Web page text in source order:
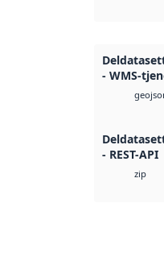
- WMS-
- REST-API
zip